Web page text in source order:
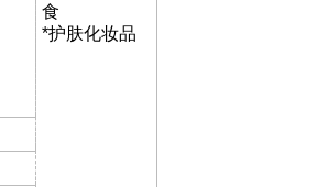
食
*护肤化妆品